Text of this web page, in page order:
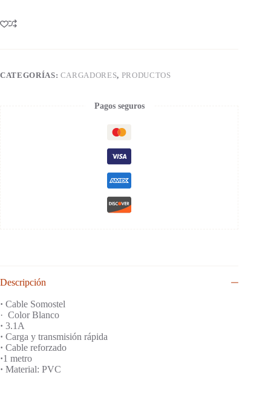
CATEGORÍAS: CARGADORES, PRODUCTOS
Pagos seguros
Descripción
· Cable Somostel
· Color Blanco
· 3.1A
· Carga y transmisión rápida
· Cable reforzado
·1 metro
· Material: PVC